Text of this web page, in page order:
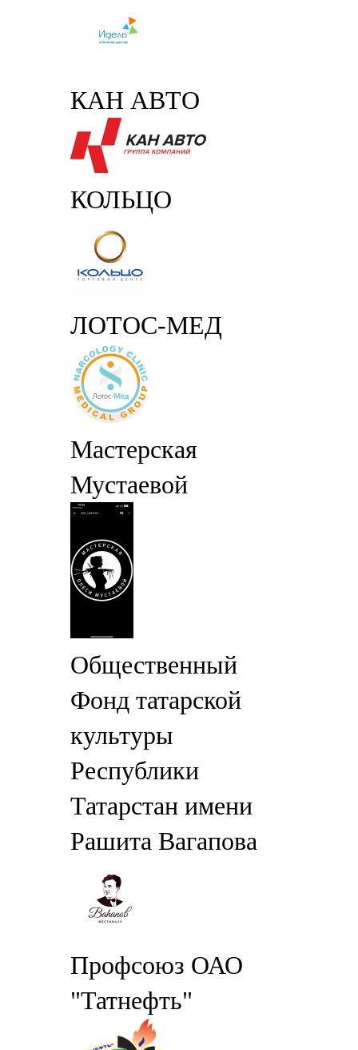
КАН АВТО
КОЛЬЦО
ЛОТОС-МЕД
Мастерская
Мустаевой
Общественный
Фонд татарской
культуры
Республики
Татарстан имени
Рашита Вагапова
Профсоюз ОАО
"Татнефть"